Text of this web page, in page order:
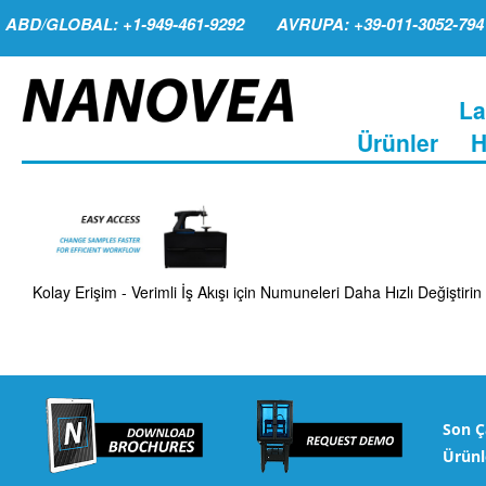
ABD/GLOBAL: +1-949-461-9292 AVRUPA: +39-011-3052-794
Ürünler
Kolay Erişim - Verimli İş Akışı için Numuneleri Daha Hızlı
Son